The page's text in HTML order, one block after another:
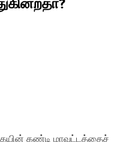
கண்டி மாவட்டத்தைச்